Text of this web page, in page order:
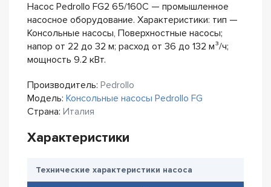
Насос Pedrollo FG2 65/160C — промышленное
насосное оборудование. Характеристики: тип —
Консольные насосы, Поверхностные насосы;
напор от 22 до 32 м; расход от 36 до 132 м³/ч;
мощность 9.2 кВт.
Производитель: Pedrollo
Модель: Консольные насосы Pedrollo FG
Страна: Италия
Характеристики
Технические характеристики насоса